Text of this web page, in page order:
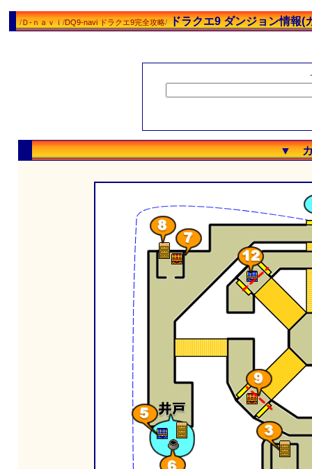
/Ｄ-ｎａｖｉ/DQ9-navi ドラクエ9完全攻略/ドラクエ9 ダンジョン情報(
▼ カ